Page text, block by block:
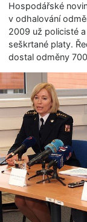
Hospodářské
v odhalování
2009 už policisté
seškrtané platy.
dostal odměny